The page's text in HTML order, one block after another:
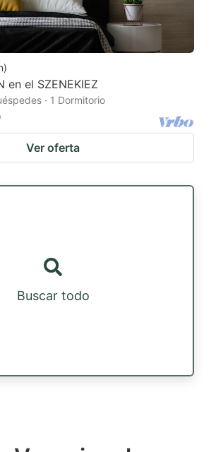
)
en el SZENEKIEZ
· 1 Dormitorio
Ver oferta
Buscar todo